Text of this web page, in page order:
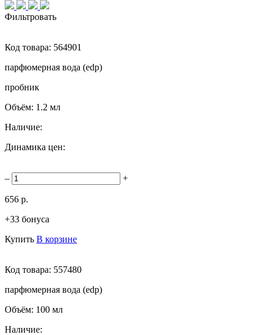
Фильтровать
Код товара: 564901
парфюмерная вода (edp)
пробник
Объём: 1.2 мл
Наличие:
Динамика цен:
– +
656 р.
+33 бонуса
Купить В корзине
Код товара: 557480
парфюмерная вода (edp)
Объём: 100 мл
Наличие: